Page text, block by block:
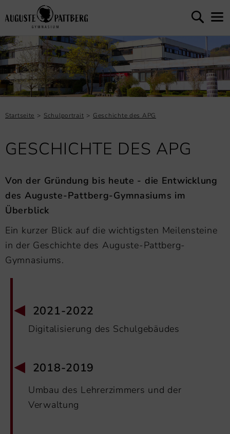
Startseite Schulportrait Geschichte des APG
GESCHICHTE DES APG
Von der Gründung bis heute - die Entwicklung
des Auguste-Pattberg-Gymnasiums im
Überblick
Ein kurzer Blick auf die wichtigsten Meilensteine
in der Geschichte des Auguste-Pattberg-
Gymnasiums.
2021-2022
Digitalisierung des Schulgebäudes
2018-2019
Umbau des Lehrerzimmers und der
Verwaltung